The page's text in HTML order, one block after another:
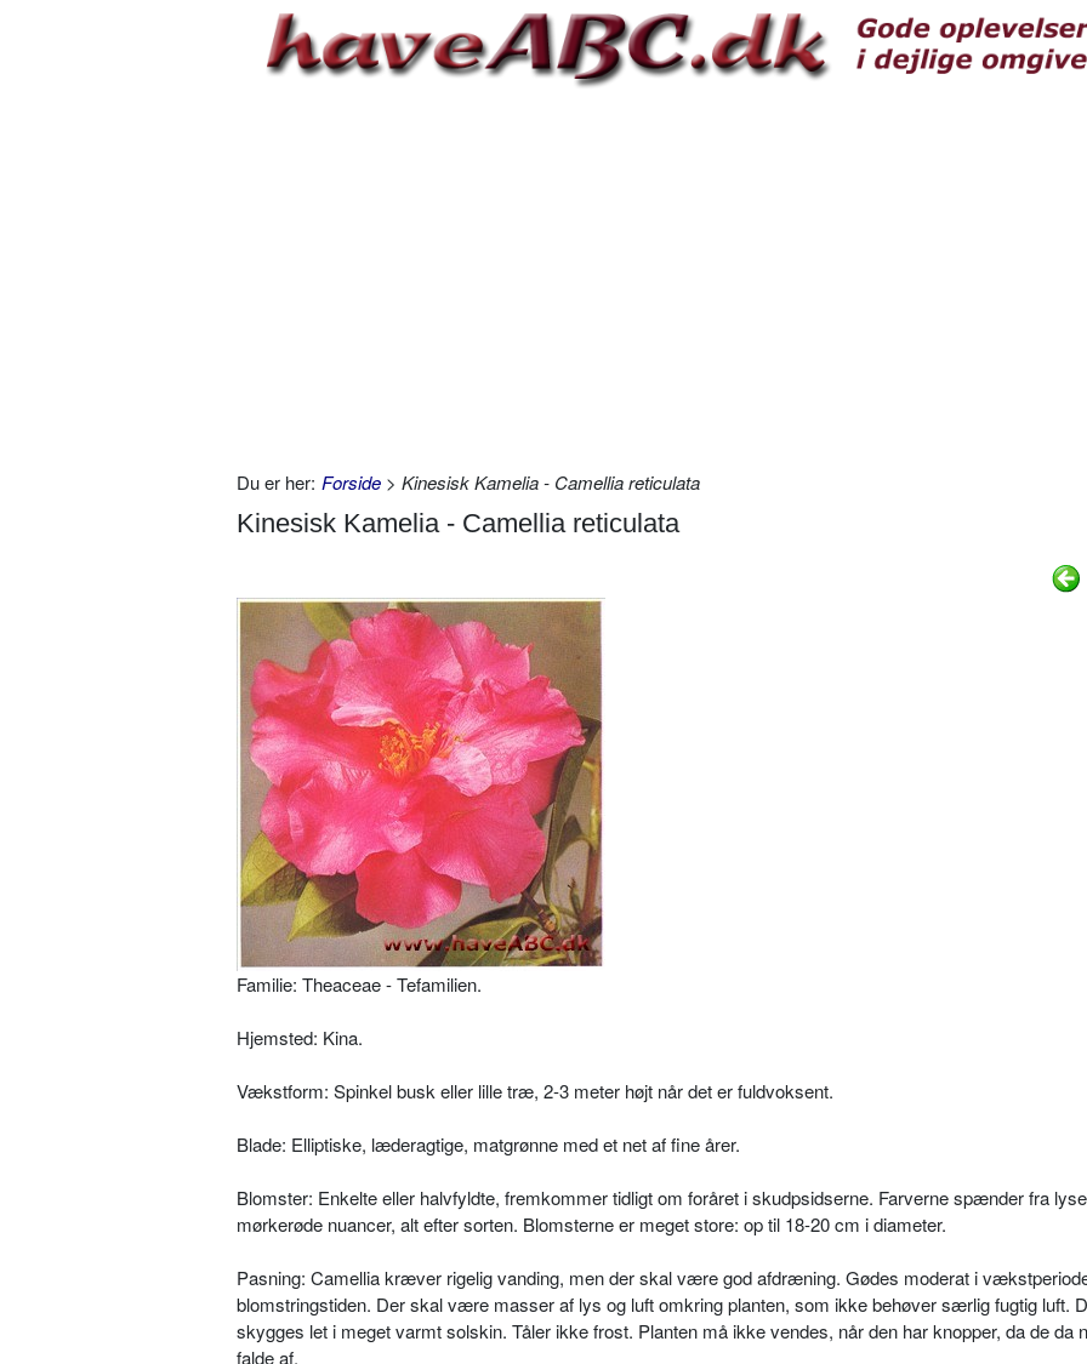
Du er her: Forside > Kinesisk Kamelia - Camellia reticulata
Kinesisk Kamelia - Camellia reticulata
Familie: Theaceae - Tefamilien.
Hjemsted: Kina.
Vækstform: Spinkel busk eller lille træ, 2-3 meter højt når det er fuldvoksent.
Blade: Elliptiske, læderagtige, matgrønne med et net af fine årer.
Blomster: Enkelte eller halvfyldte, fremkommer tidligt om foråret i skudpsidserne. Farverne spænder fra
mørkerøde nuancer, alt efter sorten. Blomsterne er meget store: op til 18-20 cm i diameter.
Pasning: Camellia kræver rigelig vanding, men der skal være god afdræning. Gødes moderat i
blomstringstiden. Der skal være masser af lys og luft omkring planten, som ikke behøver særlig fugtig luft.
skygges let i meget varmt solskin. Tåler ikke frost. Planten må ikke vendes, når den har knopper, da de da
falde af.